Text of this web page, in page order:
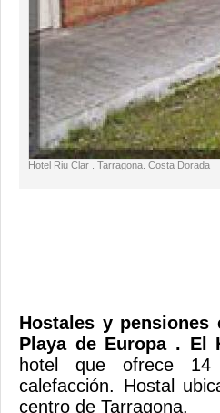
Hotel Riu Clar . Tarragona. Costa Dorada
Hostales y pensiones
Playa de Europa .
hotel que ofrece 14
calefacción. Hostal
centro